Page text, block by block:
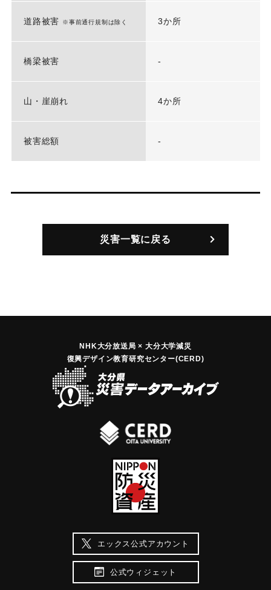
道路被害 ※事前通行規制は除く 3か所
橋梁被害 -
山・崖崩れ 4か所
被害総額 -
災害一覧に戻る
NHK大分放送局 × 大分大学減災
復興デザイン教育研究センター(CERD)
エックス公式アカウント
公式ウィジェット